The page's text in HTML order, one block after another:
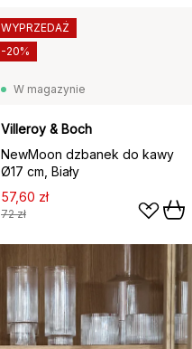
W magazynie
Villeroy & Boch
NewMoon dzbanek do kawy
Ø17 cm, Biały
57,60 zł
72 zł
WYPRZEDAŻ
-20%